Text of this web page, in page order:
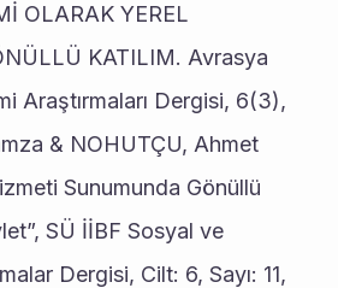
OLARAK YEREL
KATILIM. Avrasya
Araştırmaları Dergisi, 6(3),
& NOHUTÇU, Ahmet
Sunumunda Gönüllü
SÜ İİBF Sosyal ve
Dergisi, Cilt: 6, Sayı: 11,